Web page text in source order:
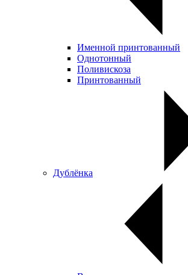
Именной принтованный
Однотонный
Поливискоза
Принтованный
Дублёнка